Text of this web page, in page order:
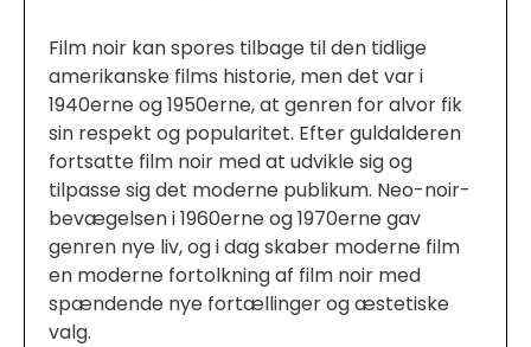
Film noir kan spores tilbage til den tidlige
amerikanske films historie, men det var i
1940erne og 1950erne, at genren for alvor fik
sin respekt og popularitet. Efter guldalderen
fortsatte film noir med at udvikle sig og
tilpasse sig det moderne publikum. Neo-noir-
bevægelsen i 1960erne og 1970erne gav
genren nye liv, og i dag skaber moderne film
en moderne fortolkning af film noir med
spændende nye fortællinger og æstetiske
valg.